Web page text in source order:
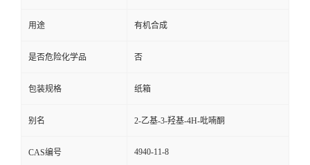
用途 有机合成
是否危险化学品 否
包装规格 纸箱
别名 2-乙基-3-羟基-4H-吡喃酮
CAS编号 4940-11-8